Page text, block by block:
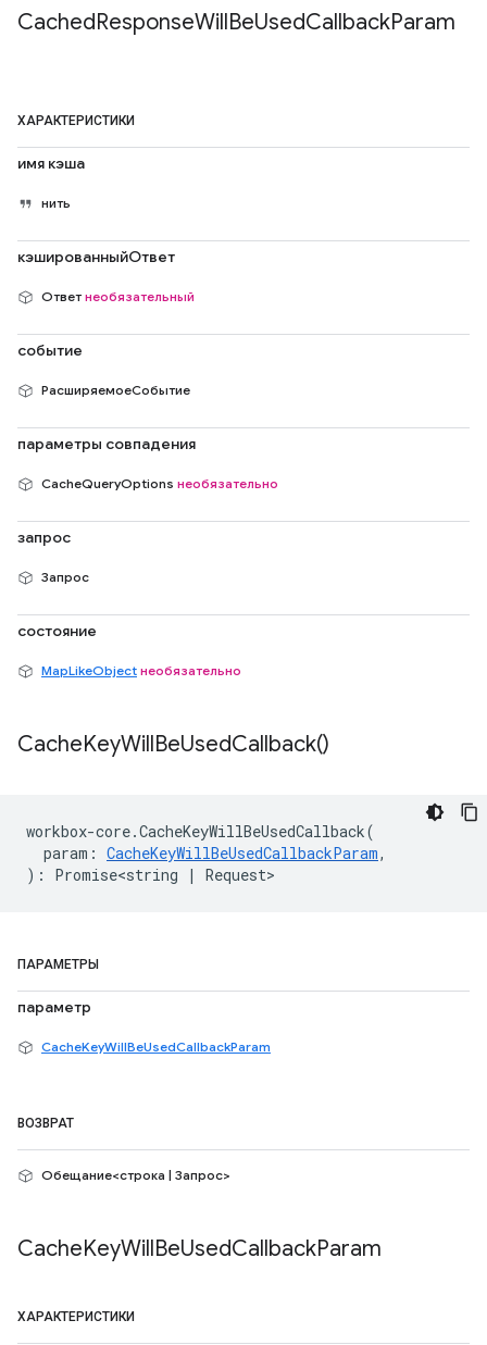
CachedResponseWillBeUsedCallbackParam
ХАРАКТЕРИСТИКИ
имя кэша
нить
кэшированныйОтвет
Ответ необязательный
событие
РасширяемоеСобытие
параметры совпадения
CacheQueryOptions необязательно
запрос
Запрос
состояние
MapLikeObject необязательно
CacheKeyWillBeUsedCallback()
workbox-core.CacheKeyWillBeUsedCallback(
param : CacheKeyWillBeUsedCallbackParam,
) : Promise<string | Request>
ПАРАМЕТРЫ
параметр
CacheKeyWillBeUsedCallbackParam
ВОЗВРАТ
Обещание<строка | Запрос>
CacheKeyWillBeUsedCallbackParam
ХАРАКТЕРИСТИКИ